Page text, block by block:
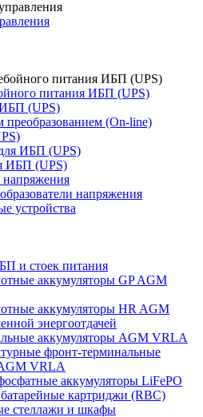
питания ИБП (UPS)
(UPS)
(On-line)
ИБП (UPS)
ИБП (UPS)
напряжения
напряжения
устройства
и стоек питания
аккумуляторы GP AGM
аккумуляторы HR AGM
энергоотдачей
аккумуляторы AGM VRLA
фронт-терминальные
VRLA
аккумуляторы LiFePO
картриджи (RBC)
стеллажи и шкафы